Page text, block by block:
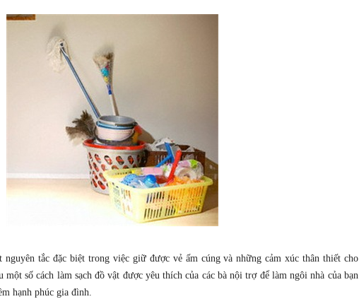
nguyên tắc đặc biệt trong việc giữ được vẻ ấm cúng và những cảm xúc thân thiết cho
số cách làm sạch đồ vật được yêu thích của các bà nội trợ để làm ngôi nhà của bạn
hạnh phúc gia đình.